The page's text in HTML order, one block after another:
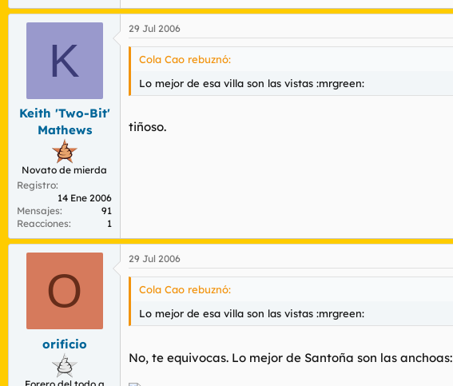
K
Keith 'Two-Bit'
Mathews
Novato de mierda
Registro
14 Ene 2006
Mensajes
91
Reacciones
1
29 Jul 2006
Cola Cao rebuznó:
Lo mejor de esa villa son las vistas :mrgreen:
tiñoso.
O
orificio
Forero del todo a
29 Jul 2006
Cola Cao rebuznó:
Lo mejor de esa villa son las vistas :mrgreen:
No, te equivocas. Lo mejor de Santoña son las anchoas: